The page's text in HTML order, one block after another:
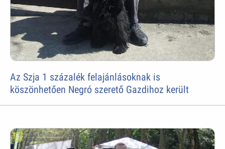
Az Szja 1 százalék felajánlásoknak is
köszönhetően Negró szerető Gazdihoz került